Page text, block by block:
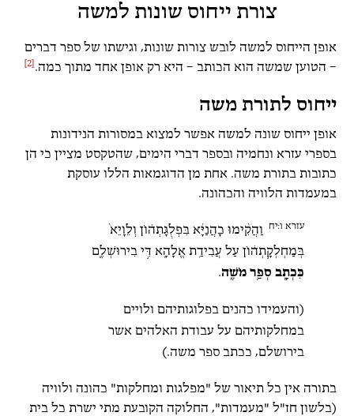
צורת ייחוס שונות למשה
אופן הייחוס למשה לובש צורות שונות, וגישתו של ספר דברים
– הטוען שמשה הוא הכותב – היא רק אופן אחד מתוך כמה. [2]
ייחוס לתורת משה
אופן ייחוס שונה למשה אפשר למצוא במסורות הנידונות
בספרי עזרא ונחמיה ובספר דברי הימים, שהטקסט מציין כי הן
כתובות בתורת משה. אחת מן הדוגמאות הללו עוסקת
במעמדות הלוויה והכהונה.
עזרא ו:יח וַהֲקִ֨ימוּ כָהֲנַיָּ֜א בִּפְלֻגָּתְה֗וֹן וְלֵוָיֵא֙
בְּמַחְלְקָ֣תְה֔וֹן עַל עֲבִידַ֥ת אֱלָהָ֖א דִּ֣י בִירוּשְׁלֶ֑ם
כִּכְתָ֖ב סְפַ֥ר מֹשֶֽׁה.
(והעמידו כהנים בפלוגותיהם ולויים
במחלקותיהם על עבודת האלהים אשר
בירושלם, ככתב ספר משה.)
בתורה אין כל תיאור של "מפלגות ומחלקות" כהונה ולוויה
(בלשון חז"ל "מעמדות", החלוקה הקובעת מתי ישרת כל בית